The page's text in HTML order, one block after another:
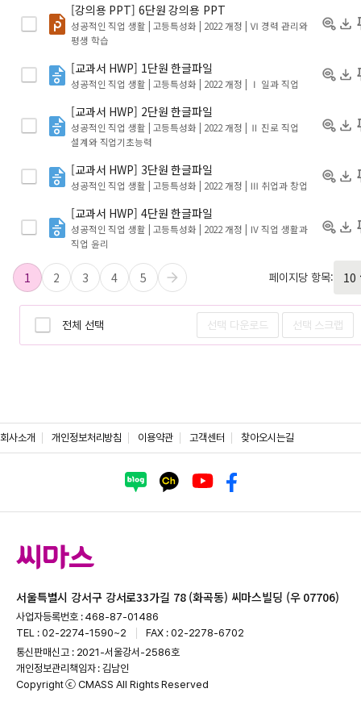
[강의용 PPT] 6단원 강의용 PPT
성공적인 직업 생활 | 고등특성화 | 2022 개정 | Ⅵ 경력 관리와
평생 학습
[교과서 HWP] 1단원 한글파일
성공적인 직업 생활 | 고등특성화 | 2022 개정 | Ⅰ 일과 직업
[교과서 HWP] 2단원 한글파일
성공적인 직업 생활 | 고등특성화 | 2022 개정 | Ⅱ 진로 직업
설계와 직업기초능력
[교과서 HWP] 3단원 한글파일
성공적인 직업 생활 | 고등특성화 | 2022 개정 | Ⅲ 취업과 창업
[교과서 HWP] 4단원 한글파일
성공적인 직업 생활 | 고등특성화 | 2022 개정 | Ⅳ 직업 생활과
직업 윤리
1 2 3 4 5 페이지당 항목:
전체 선택 선택 다운로드 선택 스크랩
회사소개 개인정보처리방침 이용약관 고객센터 찾아오시는길
서울특별시 강서구 강서로33가길 78 (화곡동) 씨마스빌딩 (우 07706)
사업자등록번호 : 468-87-01486
TEL : 02-2274-1590~2
FAX : 02-2278-6702
통신판매신고 : 2021-서울강서-2586호
개인정보관리책임자 : 김남인
Copyright ⓒ CMASS All Rights Reserved